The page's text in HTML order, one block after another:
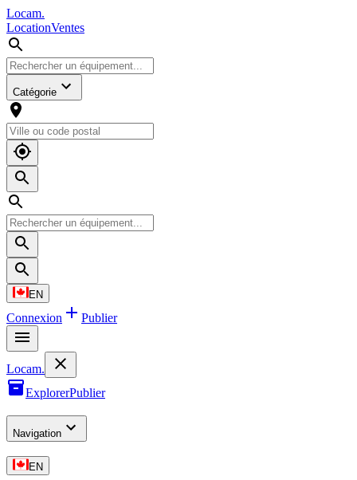
Locam.
LocationVentes
Catégorie
EN
Connexion Publier
Locam.
ExplorerPublier
Navigation
EN